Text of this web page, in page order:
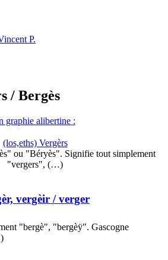
P.
/ Bergès
graphie alibertine :
(los,eths) Vergèrs
ou "Béryès". Signifie tout simplement
"vergers", (…)
vergèir / verger
"bergè", "bergèÿ". Gascogne